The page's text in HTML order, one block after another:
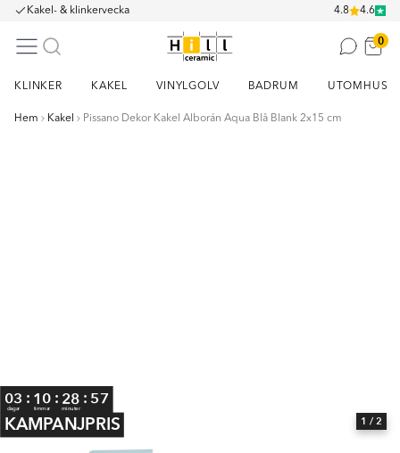
Kakel- & klinkervecka 4.8 4.6
0
KLINKER KAKEL VINYLGOLV BADRUM UTOMHUS
Hem Kakel Pissano Dekor Kakel Alborán Aqua Blå Blank 2x15 cm
03
dagar
: 10
timmar
: 28
minuter
: 56
KAMPANJPRIS 1 / 2